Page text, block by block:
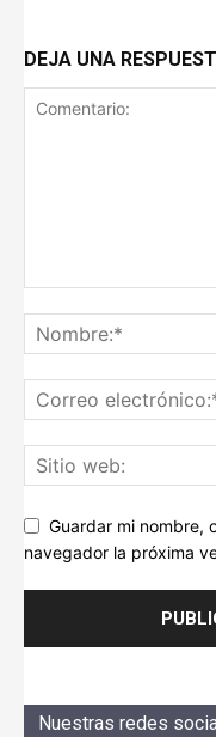
DEJA UNA
Guardar mi nombre,
navegador la próxima
Nuestras redes